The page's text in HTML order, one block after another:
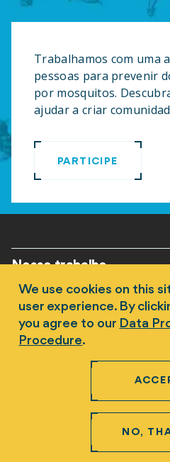
Trabalhamos com uma
pessoas para prevenir
por mosquitos.
ajudar a criar
PARTICIPE
Rodapé
Nosso trabalho
Progresso Global
Notícias e histórias
We use cookies on this
user experience. By
you agree to our Data
Procedure.
NO,